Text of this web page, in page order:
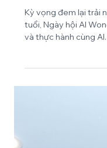
AI
tuổi, Ngày hội AI